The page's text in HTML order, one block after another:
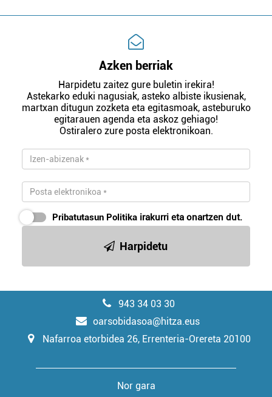
Azken berriak
Harpidetu zaitez gure buletin irekira!
Astekarko eduki nagusiak, asteko albiste ikusienak,
martxan ditugun zozketa eta egitasmoak, asteburuko
egitarauen agenda eta askoz gehiago!
Ostiralero zure posta elektronikoan.
Pribatutasun Politika irakurri eta onartzen dut.
Harpidetu
943 34 03 30
oarsobidasoa@hitza.eus
Nafarroa etorbidea 26, Errenteria-Orereta 20100
Nor gara